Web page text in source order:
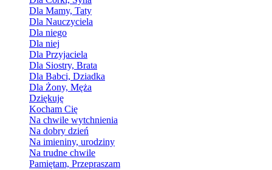
Dla Mamy, Taty
Dla Nauczyciela
Dla niego
Dla niej
Dla Przyjaciela
Dla Siostry, Brata
Dla Babci, Dziadka
Dla Żony, Męża
Dziękuję
Kocham Cię
Na chwile wytchnienia
Na dobry dzień
Na imieniny, urodziny
Na trudne chwile
Pamiętam, Przepraszam